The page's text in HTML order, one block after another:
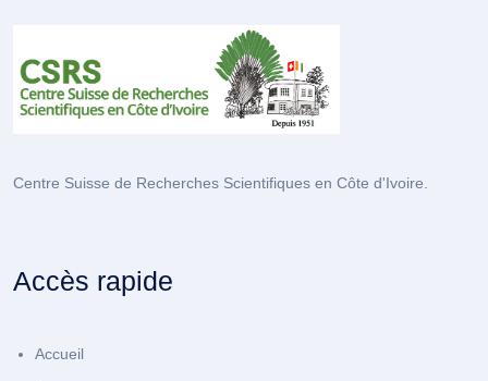
Centre Suisse de Recherches Scientifiques en Côte d'Ivoire.
Accès rapide
Accueil